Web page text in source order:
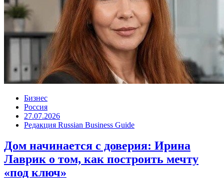
Бизнес
Россия
27.07.2026
Редакция Russian Business Guide
Дом начинается с доверия: Ирина
Лаврик о том, как построить мечту
«под ключ»